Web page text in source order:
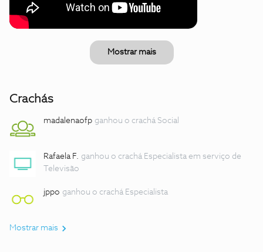
Mostrar mais
Crachás
madalenaofp ganhou o crachá Social
Rafaela F. ganhou o crachá Especialista em serviço de
Televisão
jppo ganhou o crachá Especialista
Mostrar mais